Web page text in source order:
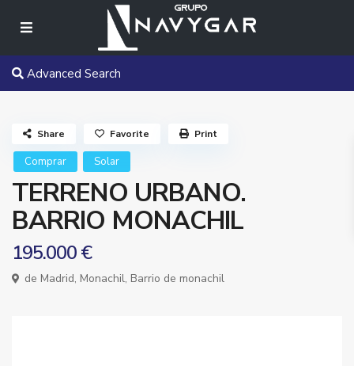
Advanced Search
Comprar Solar
TERRENO URBANO.
BARRIO MONACHIL
195.000 €
de Madrid, Monachil, Barrio de monachil
Share Favorite Print